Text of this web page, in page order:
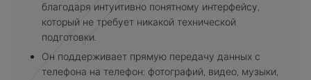
благодаря интуитивно понятному интерфейсу,
который не требует никакой технической
подготовки.
Он поддерживает прямую передачу данных с
телефона на телефон: фотографий, видео, музыки,